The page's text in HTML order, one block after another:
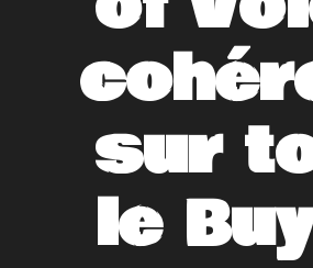
sur
le